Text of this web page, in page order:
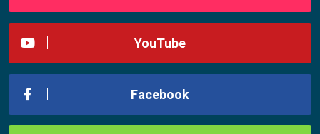
YouTube
Facebook